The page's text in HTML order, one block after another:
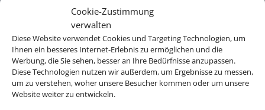
Cookie-Zustimmung
verwalten
Diese Website verwendet Cookies und Targeting Technologien, um
Ihnen ein besseres Internet-Erlebnis zu ermöglichen und die
Werbung, die Sie sehen, besser an Ihre Bedürfnisse anzupassen.
Diese Technologien nutzen wir außerdem, um Ergebnisse zu messen,
um zu verstehen, woher unsere Besucher kommen oder um unsere
Website weiter zu entwickeln.
Name.